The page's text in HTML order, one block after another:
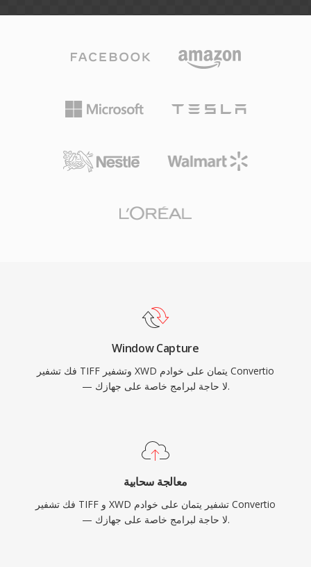
Window Capture
فك تشفير TIFF وتشفير XWD يتمان على خوادم Convertio
— لا حاجة لبرامج خاصة على جهازك.
معالجة سحابية
فك تشفير TIFF و XWD تشفير يتمان على خوادم Convertio
— لا حاجة لبرامج خاصة على جهازك.